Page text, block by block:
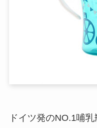
ドイツ発のNO.1哺